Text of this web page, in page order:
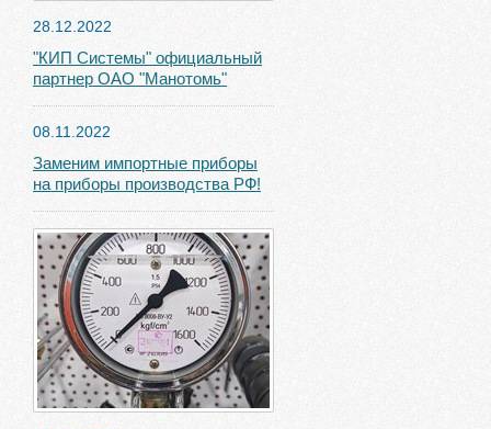
28.12.2022
"КИП Системы" официальный
партнер ОАО "Манотомь"
08.11.2022
Заменим импортные приборы
на приборы производства РФ!